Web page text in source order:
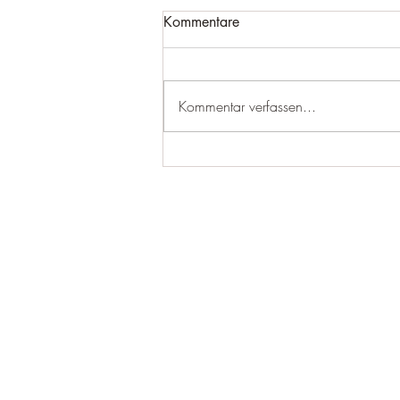
Das Rechts-Eck
Kommentare
Kommentar verfassen...